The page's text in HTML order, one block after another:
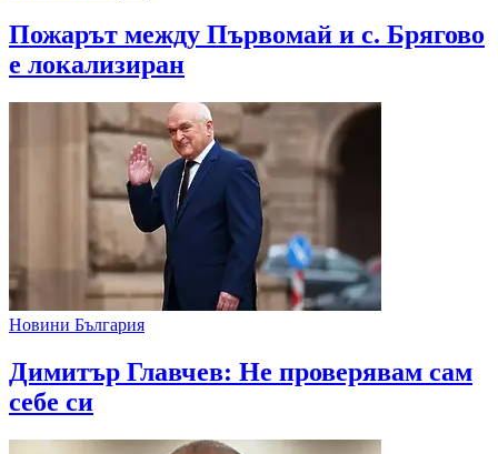
Пожарът между Първомай и с. Брягово
е локализиран
Новини България
Димитър Главчев: Не проверявам сам
себе си